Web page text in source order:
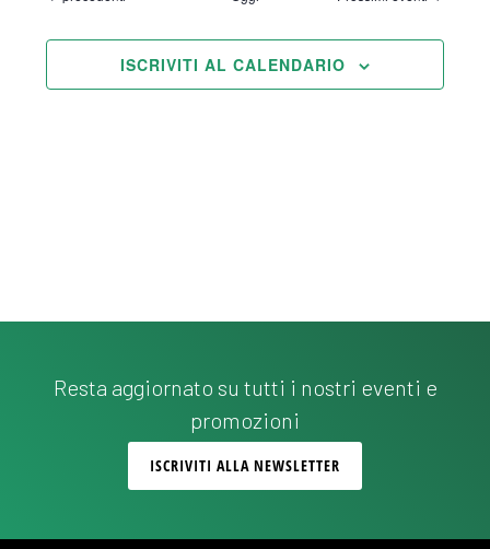
ISCRIVITI AL CALENDARIO
Resta aggiornato su tutti i nostri eventi e
promozioni
ISCRIVITI ALLA NEWSLETTER